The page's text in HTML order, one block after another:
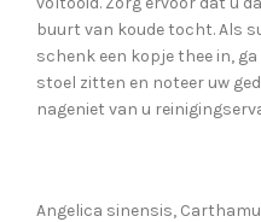
buurt van koude tocht. Als
schenk een kopje thee in,
stoel zitten en noteer uw
nageniet van u
Angelica sinensis,